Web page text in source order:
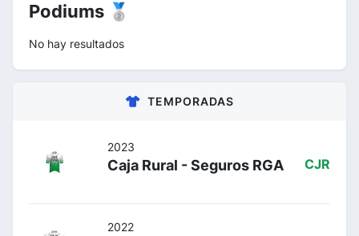
Podiums 🥈
No hay resultados
TEMPORADAS
2023
Caja Rural - Seguros RGA CJR
2022